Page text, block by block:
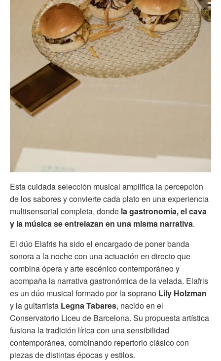
Esta cuidada selección musical amplifica la percepción
de los sabores y convierte cada plato en una experiencia
multisensorial completa, donde la gastronomía, el cava
y la música se entrelazan en una misma narrativa.
El dúo Elafris ha sido el encargado de poner banda
sonora a la noche con una actuación en directo que
combina ópera y arte escénico contemporáneo y
acompaña la narrativa gastronómica de la velada. Elafris
es un dúo musical formado por la soprano Lily Holzman
y la guitarrista Legna Tabares, nacido en el
Conservatorio Liceu de Barcelona. Su propuesta artística
fusiona la tradición lírica con una sensibilidad
contemporánea, combinando repertorio clásico con
piezas de distintas épocas y estilos.